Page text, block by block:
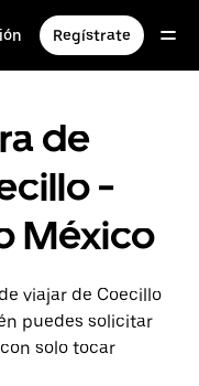
Regístrate
de
-
México
viajar de Coecillo
puedes solicitar
solo tocar